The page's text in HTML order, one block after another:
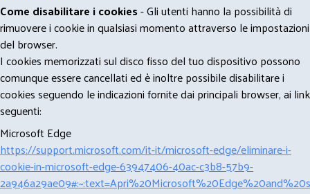
Come disabilitare i cookies- Gli utenti hanno la possibilità di
rimuovere i cookie in qualsiasi momento attraverso le impostazioni
del browser.
I cookies memorizzati sul disco fisso del tuo dispositivo possono
comunque essere cancellati ed è inoltre possibile disabilitare i
cookies seguendo le indicazioni fornite dai principali browser, ai link
seguenti:
Microsoft Edge
https://support.microsoft.com/it-it/microsoft-edge/eliminare-i-
cookie-in-microsoft-edge-63947406-40ac-c3b8-57b9-